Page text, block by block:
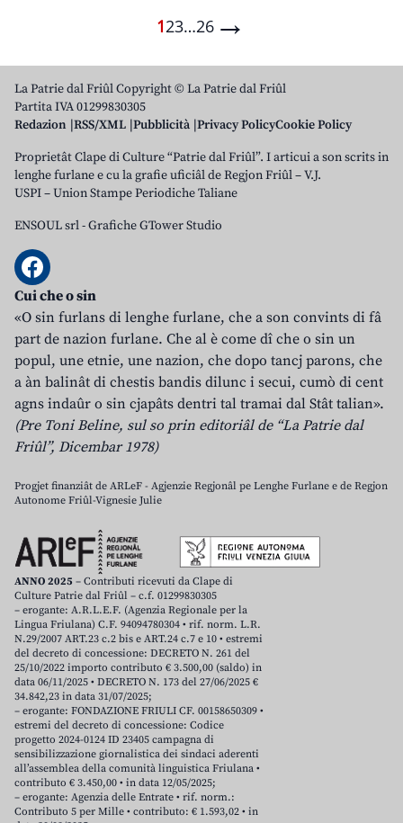
123…26 →
La Patrie dal Friûl Copyright © La Patrie dal Friûl
Partita IVA 01299830305
Redazion RSS/XML Pubblicità Privacy PolicyCookie Policy
Proprietât Clape di Culture “Patrie dal Friûl”. I articui a son scrits in
lenghe furlane e cu la grafie uficiâl de Regjon Friûl – V.J.
USPI – Union Stampe Periodiche Taliane
ENSOUL srl-Grafiche GTower Studio
Cui che o sin
«O sin furlans di lenghe furlane, che a son convints di fâ
part de nazion furlane. Che al è come dî che o sin un
popul, une etnie, une nazion, che dopo tancj parons, che
a àn balinât di chestis bandis dilunc i secui, cumò di cent
agns indaûr o sin cjapâts dentri tal tramai dal Stât talian».
(Pre Toni Beline, sul so prin editoriâl de “La Patrie dal
Friûl”, Dicembar 1978)
Progjet finanziât de ARLeF - Agjenzie Regjonâl pe Lenghe Furlane e de Regjon
Autonome Friûl-Vignesie Julie
ANNO 2025 – Contributi ricevuti da Clape di
Culture Patrie dal Friûl – c.f. 01299830305
– erogante: A.R.L.E.F. (Agenzia Regionale per la
Lingua Friulana) C.F. 94094780304 • rif. norm. L.R.
N.29/2007 ART.23 c.2 bis e ART.24 c.7 e 10 • estremi
del decreto di concessione: DECRETO N. 261 del
25/10/2022 importo contributo € 3.500,00 (saldo) in
data 06/11/2025 • DECRETO N. 173 del 27/06/2025 €
34.842,23 in data 31/07/2025;
– erogante: FONDAZIONE FRIULI CF. 00158650309 •
estremi del decreto di concessione: Codice
progetto 2024-0124 ID 23405 campagna di
sensibilizzazione giornalistica dei sindaci aderenti
all’assemblea della comunità linguistica Friulana •
contributo € 3.450,00 • in data 12/05/2025;
– erogante: Agenzia delle Entrate • rif. norm.:
Contributo 5 per Mille • contributo: € 1.593,02 • in